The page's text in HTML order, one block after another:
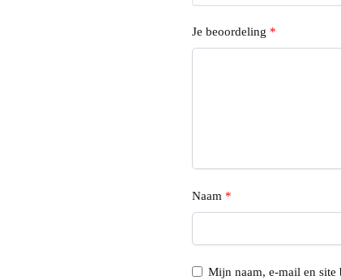
Je beoordeling *
Naam *
Mijn naam, e-mail en site